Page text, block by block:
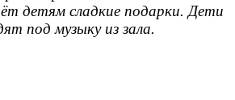
детям сладкие подарки. Дети
под музыку из зала.